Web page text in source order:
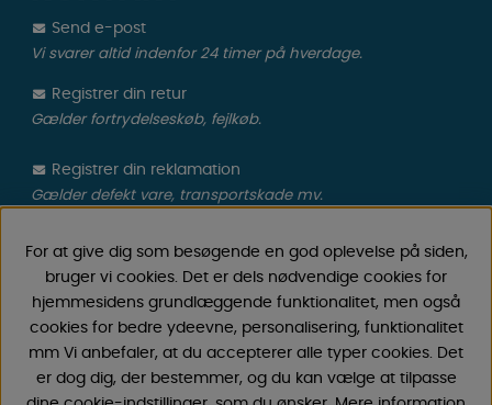
Send e-post
Vi svarer altid indenfor 24 timer på hverdage.
Registrer din retur
Gælder fortrydelseskøb, fejlkøb.
Registrer din reklamation
Gælder defekt vare, transportskade mv.
CAMPMARKET
Vi har oparbejdet stor erfaring med campingvogne &
autocamper tilbehør gennem årene, fordi vi har
forhandlet campingvogne & autocampere samt
reservedele og tilbehør til disse siden 1968. Vi tilbyder et
For at give dig som besøgende en god oplevelse på siden,
bruger vi cookies. Det er dels nødvendige cookies for
hjemmesidens grundlæggende funktionalitet, men også
cookies for bedre ydeevne, personalisering, funktionalitet
mm Vi anbefaler, at du accepterer alle typer cookies. Det
er dog dig, der bestemmer, og du kan vælge at tilpasse